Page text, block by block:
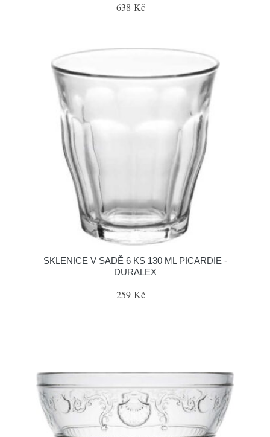
638 Kč
SKLENICE V SADĚ 6 KS 130 ML PICARDIE -
DURALEX
259 Kč